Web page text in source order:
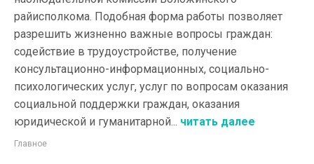
райисполкома. Подобная форма работы позволяет
разрешить жизненно важные вопросы граждан:
содействие в трудоустройстве, получение
консультационно-информационных, социально-
психологических услуг, услуг по вопросам оказания
социальной поддержки граждан, оказания
юридической и гуманитарной... читать далее
Главное